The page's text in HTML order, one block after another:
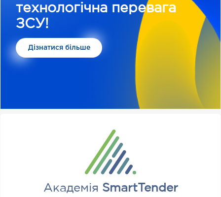
технологічна перевага
ЗСУ!
Дізнатися більше
Академія SmartTender